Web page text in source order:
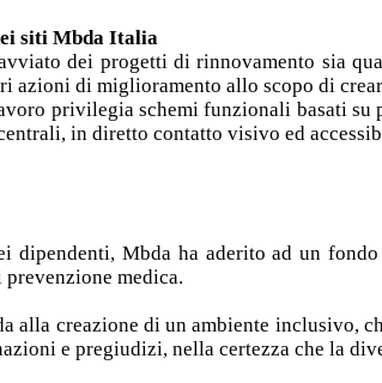
siti Mbda Italia
dei progetti di rinnovamento sia
azioni di miglioramento allo scopo di
privilegia schemi funzionali basati
in diretto contatto visivo ed
dipendenti, Mbda ha aderito ad un
medica.
alla creazione di un ambiente inclusivo,
e pregiudizi, nella certezza che la